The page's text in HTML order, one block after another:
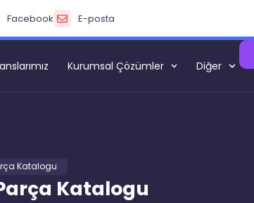
Facebook E-posta
Kurumsal Çözümler Diğer
Katalogu
Katalogu